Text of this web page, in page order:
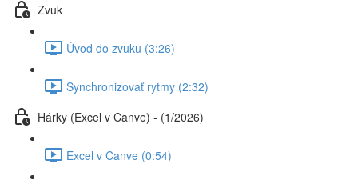
Zvuk
Úvod do zvuku (3:26)
Synchronizovať rytmy (2:32)
Hárky (Excel v Canve) - (1/2026)
Excel v Canve (0:54)